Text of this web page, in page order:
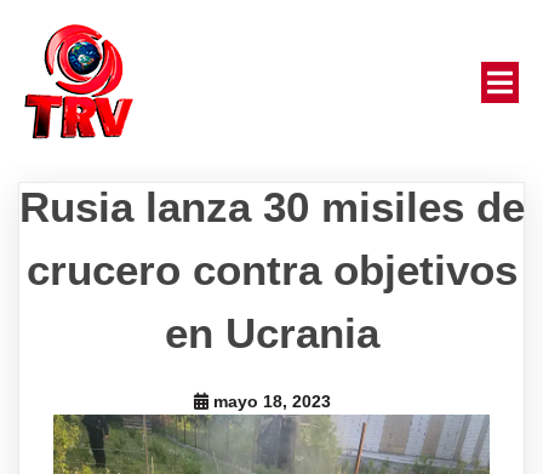
Rusia lanza 30 misiles de
crucero contra objetivos
en Ucrania
mayo 18, 2023